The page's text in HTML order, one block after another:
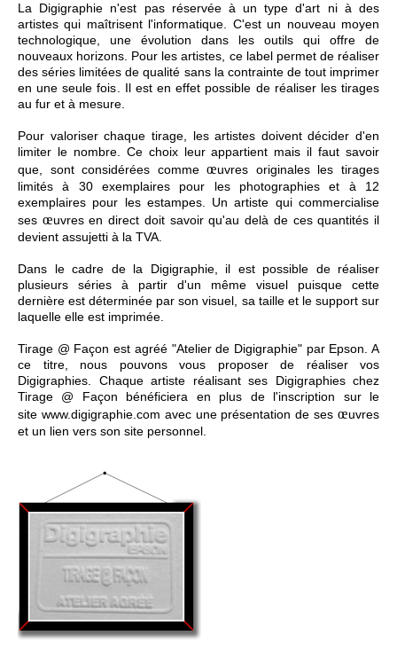
La Digigraphie n'est pas réservée à un type d'art ni à des
artistes qui maîtrisent l'informatique. C'est un nouveau moyen
technologique, une évolution dans les outils qui offre de
nouveaux horizons. Pour les artistes, ce label permet de réaliser
des séries limitées de qualité sans la contrainte de tout imprimer
en une seule fois. Il est en effet possible de réaliser les tirages
au fur et à mesure.
Pour valoriser chaque tirage, les artistes doivent décider d'en
limiter le nombre. Ce choix leur appartient mais il faut savoir
que, sont considérées comme œuvres originales les tirages
limités à 30 exemplaires pour les photographies et à 12
exemplaires pour les estampes. Un artiste qui commercialise
ses œuvres en direct doit savoir qu'au delà de ces quantités il
devient assujetti à la TVA.
Dans le cadre de la Digigraphie, il est possible de réaliser
plusieurs séries à partir d'un même visuel puisque cette
dernière est déterminée par son visuel, sa taille et le support sur
laquelle elle est imprimée.
Tirage @ Façon est agréé "Atelier de Digigraphie" par Epson. A
ce titre, nous pouvons vous proposer de réaliser vos
Digigraphies. Chaque artiste réalisant ses Digigraphies chez
Tirage @ Façon bénéficiera en plus de l'inscription sur le
site www.digigraphie.com avec une présentation de ses œuvres
et un lien vers son site personnel.